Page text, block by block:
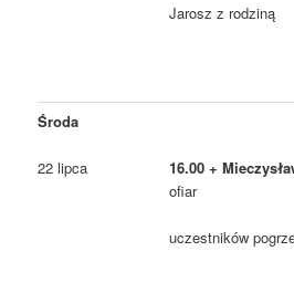
Jarosz z rodziną
Środa
22 lipca 16.00 +
ofiar
uczestników